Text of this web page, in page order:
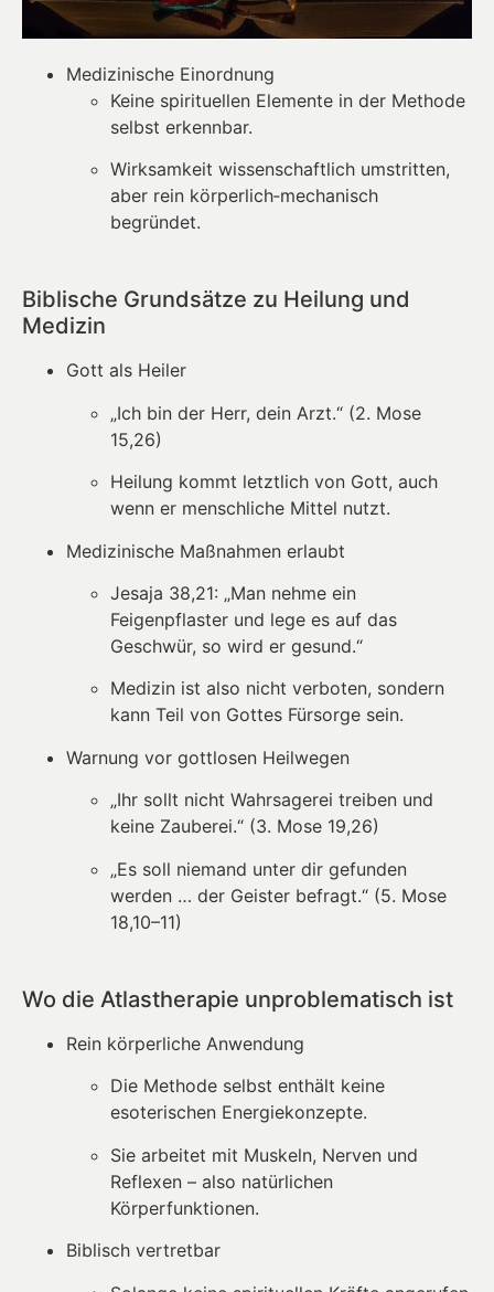
Medizinische Einordnung
Keine spirituellen Elemente in der Methode
selbst erkennbar.
Wirksamkeit wissenschaftlich umstritten,
aber rein körperlich‑mechanisch
begründet.
Biblische Grundsätze zu Heilung und
Medizin
Gott als Heiler
„Ich bin der Herr, dein Arzt.“ (2. Mose
15,26)
Heilung kommt letztlich von Gott, auch
wenn er menschliche Mittel nutzt.
Medizinische Maßnahmen erlaubt
Jesaja 38,21: „Man nehme ein
Feigenpflaster und lege es auf das
Geschwür, so wird er gesund.“
Medizin ist also nicht verboten, sondern
kann Teil von Gottes Fürsorge sein.
Warnung vor gottlosen Heilwegen
„Ihr sollt nicht Wahrsagerei treiben und
keine Zauberei.“ (3. Mose 19,26)
„Es soll niemand unter dir gefunden
werden … der Geister befragt.“ (5. Mose
18,10–11)
Wo die Atlastherapie unproblematisch ist
Rein körperliche Anwendung
Die Methode selbst enthält keine
esoterischen Energiekonzepte.
Sie arbeitet mit Muskeln, Nerven und
Reflexen – also natürlichen
Körperfunktionen.
Biblisch vertretbar